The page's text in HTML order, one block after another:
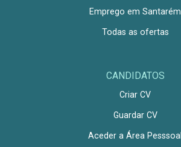
Emprego em Santarém
Todas as ofertas
CANDIDATOS
Criar CV
Guardar CV
Aceder a Área Pesssoal